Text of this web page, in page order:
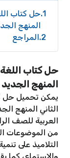
1 حل كتاب
المنهج
2 المراجع
حل كتاب اللغة
المنهج الجديد
يمكن تحميل حل
الثاني المنهج
العربية للصف
من الموضوعات
التلاميذ على
والاستماع، كما